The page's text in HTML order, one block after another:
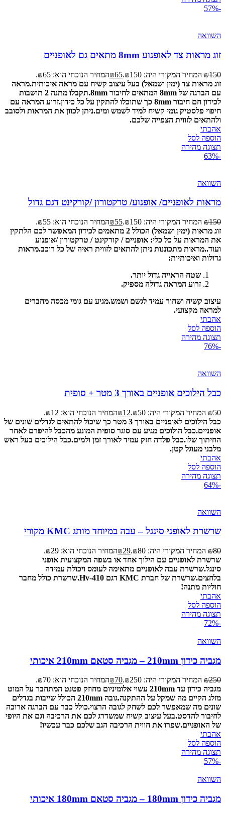
-57%
השוואה
זוג מראות צד לאופנוע 8mm מתאים גם לאופניים
₪150 המחיר המקורי היה: ₪150. ₪65
המחיר הנוכחי הוא: ₪65.
זוג מראות צד (ימין ושמאל) בעל עיצוב קשיח עם מראה איכותית.מראה
עם הברגה של 8mm המתאים לחיבור 8mm.
תקבלו מתנה 2 תושבות
לכידון חם חיבור 8mm כך שתוכלו להתקין על כל כידון.
זרוע המראה עם
חיפוי פלסטיק גומי קשיח למיד לשמש ומים.ניתן לכוון את המראות ולסובב
ולהתאים לזווית הצפייה שלכם.
אהבתי
הוספה לסל
תצוגה מהירה
-63%
השוואה
מראות לאופניים/ אופנוע/ טרקטורון /קורקינט דגם גדול
₪150 המחיר המקורי היה: ₪150. ₪55
המחיר הנוכחי הוא: ₪55.
זוג מראות (ימין ושמאל) הכולל 2 מתאמים לכידון המאפשר לכם הלתקין
את המראות על כל כלי: אופניים / קורקינט / טרקטורון /אופנוע
ועוד..מראות מתכוננות ניתן להתאים לזווית ראיה של כל רוכב.מראות
גדולות ואיכותיות:
שטח הראייה גדול יותר.
זרוע המראה גדולה מספיק.
עיצוב קשיח ושחור עמיד לגשם ושמש.מגיע עם גומי מכסה מחברים
למראה מקצועי.
אהבתי
הוספה לסל
תצוגה מהירה
-76%
השוואה
כבל הילוכים אופניים באורך 3 מטר + סופית
₪50 המחיר המקורי היה: ₪50. ₪12
המחיר הנוכחי הוא: ₪12.
כבל הילוכים לאופניים באורך 3 מטר כך שיכול להתאים לגדלים שונים של
אופניים.כבל הולוכים מגיע עם סוגר סופית המונע מהכבל להיפרם לאחר
החיתוך שלו.כבל פלדה חזק עמיד לאורך זמן ולמים.כבל הילוכים בעל ראש
מלבני מעוגל קטן.
אהבתי
הוספה לסל
תצוגה מהירה
-64%
השוואה
שרשרת לאופני סינגל – עבה במיוחד מותג KMC מקורי
₪80 המחיר המקורי היה: ₪80. ₪29
המחיר הנוכחי הוא: ₪29.
שרשרת לאופניים עם הילוך אחד או בשפה המקצועית אופני
סינגל.שרשרת עבה לאופניים מתאימה לעומס ויכולת עמידה
בלחצים.שרשרת של חברת KMC דגם Hv-410.
שרשרת כולל מחבר
חוליות מתנה!
אהבתי
הוספה לסל
תצוגה מהירה
-72%
השוואה
מגביה כידון 210mm – מגביה סטאם 210mm איכותי
₪250 המחיר המקורי היה: ₪250. ₪70
המחיר הנוכחי הוא: ₪70.
מגביה כידון עד 210mm עשוי אלומיניום מחוזק פטנט המתחבר על המוט
מזלג הקיים מה שמקל על ההתקנה.
גובה 210mm הכולל שייבות בגדלים
שונים מה שמאפשר לכם לשחק לגובה הרצוי.כולל כבר עם הברגה ארוכה
לחיבור להדסט.בעל עיצוב קשיח שמשדרג לכם את הרכיבה וגם את היופי
של האופניים.שפרו את חווית הרכיבה הגב שלכם כבר עכשיו!
אהבתי
הוספה לסל
תצוגה מהירה
-57%
השוואה
מגביה כידון 180mm – מגביה סטאם 180mm איכותי